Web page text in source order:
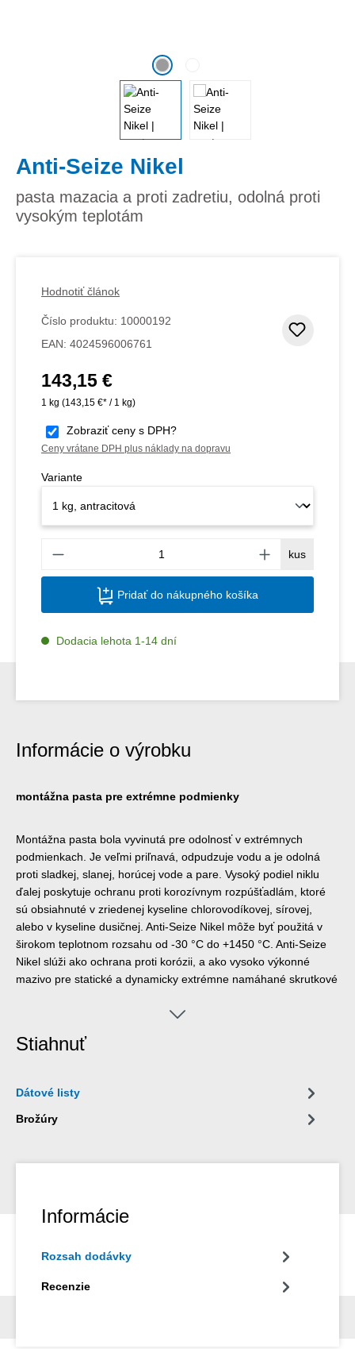
Anti-Seize Nikel
pasta mazacia a proti zadretiu, odolná proti
vysokým teplotám
Hodnotiť článok
Číslo produktu: 10000192
EAN: 4024596006761
Bežná cena:
143,15 €
1 kg (143,15 €* / 1 kg)
Zobraziť ceny s DPH?
Ceny vrátane DPH plus náklady na dopravu
Variante
kus
Pridať do nákupného košíka
Dodacia lehota 1-14 dní
Informácie o výrobku
montážna pasta pre extrémne podmienky
Montážna pasta bola vyvinutá pre odolnosť v extrémnych
podmienkach. Je veľmi priľnavá, odpudzuje vodu a je odolná
proti sladkej, slanej, horúcej vode a pare. Vysoký podiel niklu
ďalej poskytuje ochranu proti korozívnym rozpúšťadlám, ktoré
sú obsiahnuté v zriedenej kyseline chlorovodíkovej, sírovej,
alebo v kyseline dusičnej. Anti-Seize Nikel môže byť použitá v
širokom teplotnom rozsahu od -30 °C do +1450 °C. Anti-Seize
Nikel slúži ako ochrana proti korózii, a ako vysoko výkonné
mazivo pre statické a dynamicky extrémne namáhané skrutkové
zariadeniach vo vysokom teplotnom zaťažení. Montážna pasta
oxidáciou, trecou koróziou a elekrolytickou reakciou (“zvarenie
dopravníkové pásy, valce a rôzne nástroje.
Stiahnuť
Dátové listy
Brožúry
Informácie
Rozsah dodávky
Recenzie